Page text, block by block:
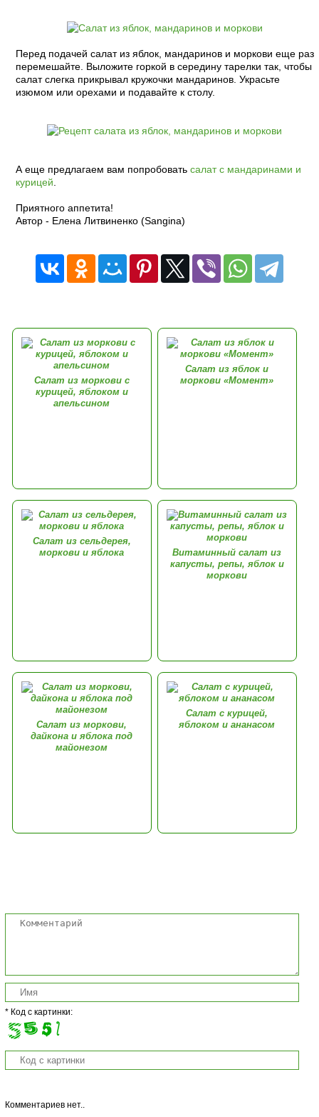
Перед подачей салат из яблок, мандаринов и моркови еще раз
перемешайте. Выложите горкой в середину тарелки так, чтобы
салат слегка прикрывал кружочки мандаринов. Украсьте
изюмом или орехами и подавайте к столу.
А еще предлагаем вам попробовать салат с мандаринами и
курицей.
Приятного аппетита!
Автор - Елена Литвиненко (Sangina)
Салат из моркови с
курицей, яблоком и
апельсином
Салат из яблок и
моркови «Момент»
Салат из сельдерея,
моркови и яблока
Витаминный салат из
капусты, репы, яблок и
моркови
Салат из моркови,
дайкона и яблока под
майонезом
Салат с курицей,
яблоком и ананасом
* Код с картинки:
Комментариев нет..